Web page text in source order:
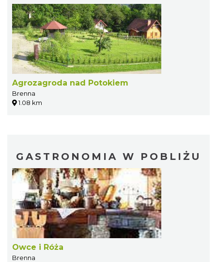
Agrozagroda nad Potokiem
Brenna
1.08 km
GASTRONOMIA W POBLIŻU
Owce i Róża
Brenna